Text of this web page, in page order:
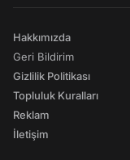
Hakkımızda
Geri Bildirim
Gizlilik Politikası
Topluluk Kuralları
Reklam
İletişim